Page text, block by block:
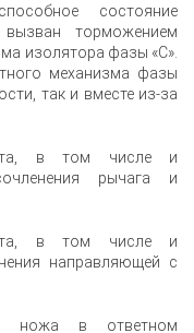
состояние
торможением
изолятора фазы «С».
механизма фазы
так и вместе из-за
в том числе и
рычага и
в том числе и
направляющей с
ножа в ответном